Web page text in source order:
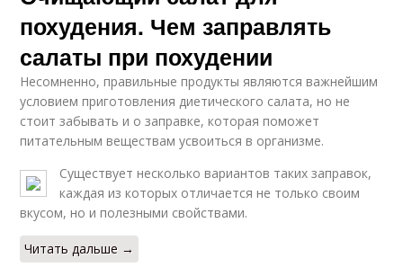
похудения. Чем заправлять
салаты при похудении
Несомненно, правильные продукты являются важнейшим
условием приготовления диетического салата, но не
стоит забывать и о заправке, которая поможет
питательным веществам усвоиться в организме.
Существует несколько вариантов таких заправок,
каждая из которых отличается не только своим
вкусом, но и полезными свойствами.
Читать дальше →